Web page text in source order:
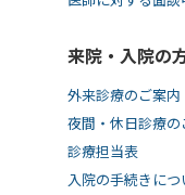
来院・入院の
外来診療のご案内
夜間・休日診療の
診療担当表
入院の手続きにつ